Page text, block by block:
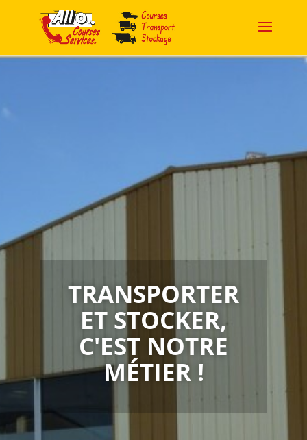
TRANSPORTER
ET STOCKER,
C'EST NOTRE
MÉTIER !